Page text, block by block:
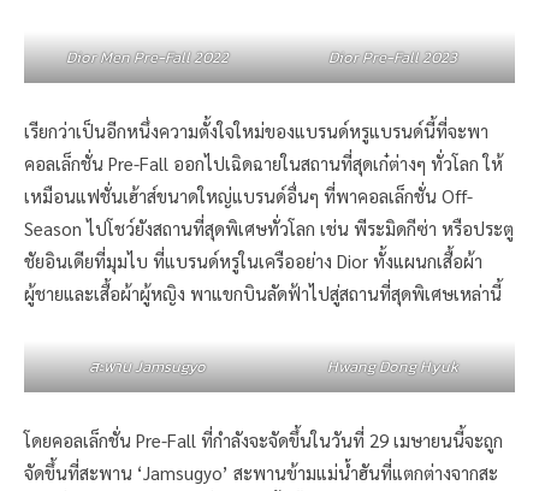
Dior Men Pre-Fall 2022 Dior Pre-Fall 2023
เรียกว่าเป็นอีกหนึ่งความตั้งใจใหม่ของแบรนด์หรูแบรนด์นี้ที่จะพา
คอลเล็กชั่น Pre-Fall ออกไปเฉิดฉายในสถานที่สุดเก๋ต่างๆ ทั่วโลก ให้
เหมือนแฟชั่นเฮ้าส์ขนาดใหญ่แบรนด์อื่นๆ ที่พาคอลเล็กชั่น Off-
Season ไปโชว์ยังสถานที่สุดพิเศษทั่วโลก เช่น พีระมิดกีซ่า หรือประตู
ชัยอินเดียที่มุมไบ ที่แบรนด์หรูในเครืออย่าง Dior ทั้งแผนกเสื้อผ้า
ผู้ชายและเสื้อผ้าผู้หญิง พาแขกบินลัดฟ้าไปสู่สถานที่สุดพิเศษเหล่านี้
สะพาน Jamsugyo Hwang Dong Hyuk
โดยคอลเล็กชั่น Pre-Fall ที่กำลังจะจัดขึ้นในวันที่ 29 เมษายนนี้จะถูก
จัดขึ้นที่สะพาน ‘Jamsugyo’ สะพานข้ามแม่น้ำฮันที่แตกต่างจากสะ